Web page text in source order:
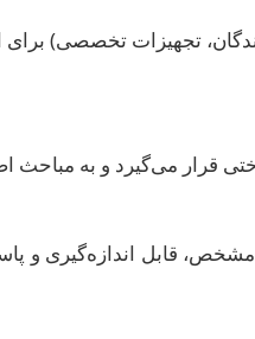
تجهیزات تخصصی)
قرار می‌گیرد و به
قابل اندازه‌گیری و